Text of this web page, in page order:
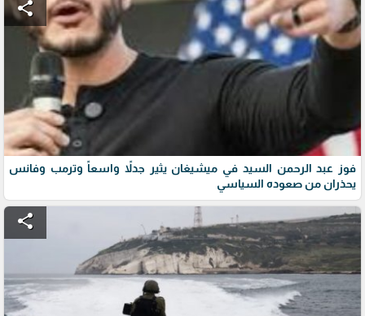
share
فوز عبد الرحمن السيد في ميشيغان يثير جدلاً واسعاً وترمب وفانس
يحذران من صعوده السياسي
share